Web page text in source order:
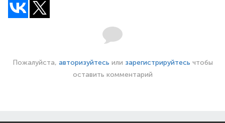
Пожалуйста, авторизуйтесь или зарегистрируйтесь чтобы
оставить комментарий